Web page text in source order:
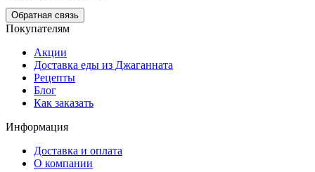
Обратная связь
Покупателям
Акции
Доставка еды из Джаганната
Рецепты
Блог
Как заказать
Информация
Доставка и оплата
О компании